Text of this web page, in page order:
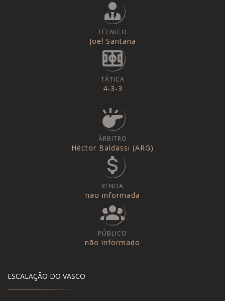
TÉCNICO
Joel Santana
TÁTICA
4-3-3
ÁRBITRO
Héctor Baldassi (ARG)
RENDA
não informada
PÚBLICO
não informado
ESCALAÇÃO DO VASCO